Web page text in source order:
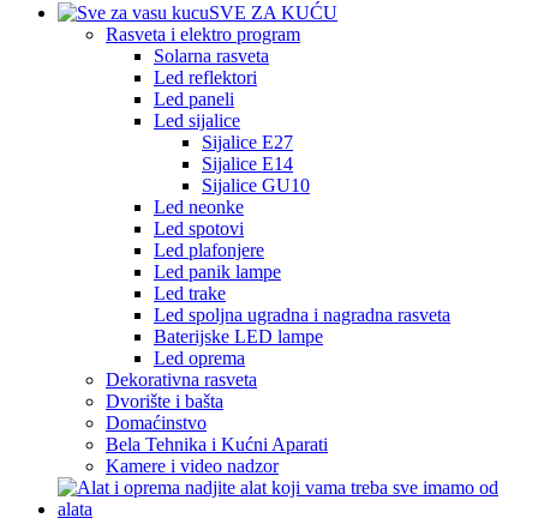
SVE ZA KUĆU
Rasveta i elektro program
Solarna rasveta
Led reflektori
Led paneli
Led sijalice
Sijalice E27
Sijalice E14
Sijalice GU10
Led neonke
Led spotovi
Led plafonjere
Led panik lampe
Led trake
Led spoljna ugradna i nagradna rasveta
Baterijske LED lampe
Led oprema
Dekorativna rasveta
Dvorište i bašta
Domaćinstvo
Bela Tehnika i Kućni Aparati
Kamere i video nadzor